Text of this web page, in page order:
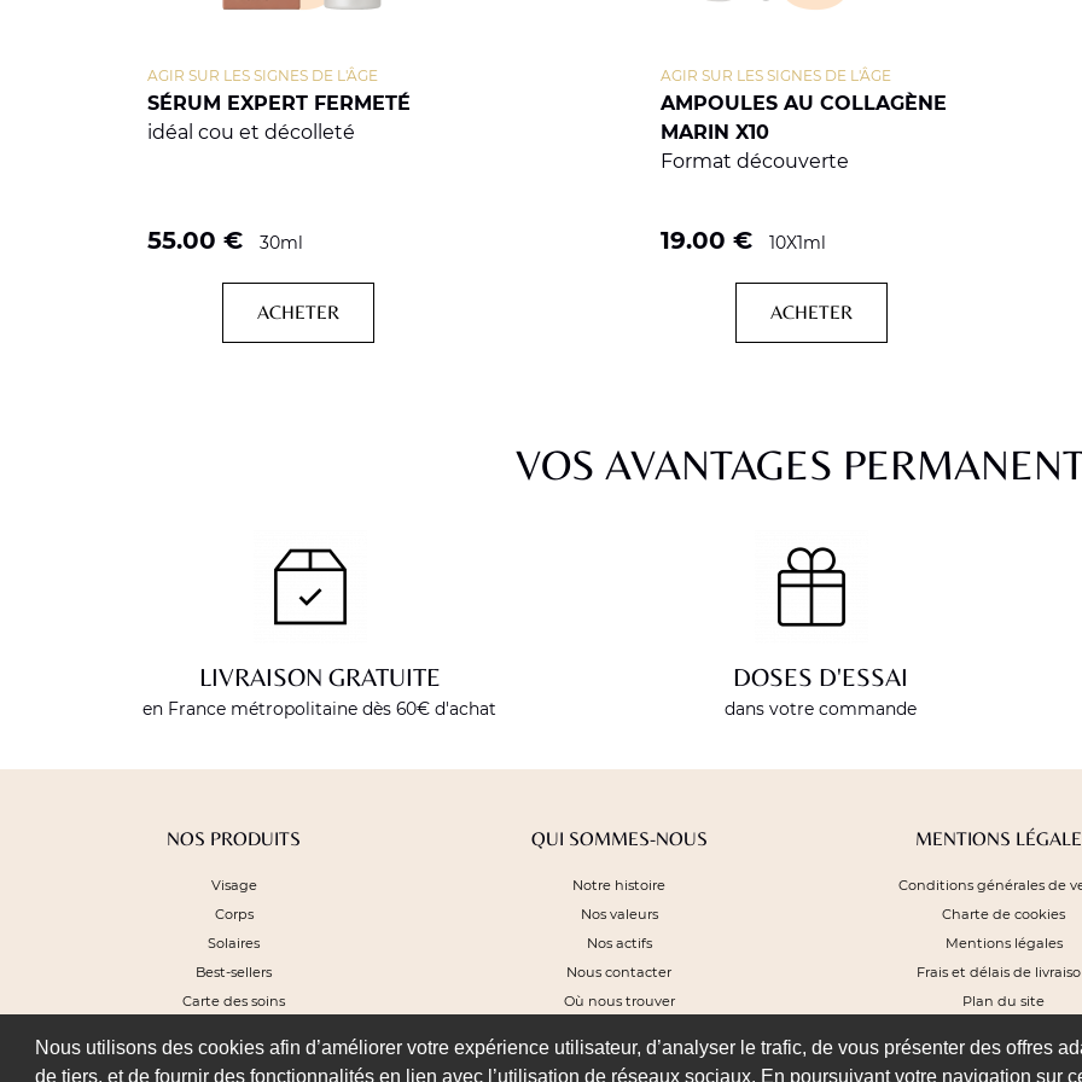
Nous utilisons des cookies afin d’améliorer votre expérience utilisateur, d’analyser le trafic, de vous présenter des offres
de tiers, et de fournir des fonctionnalités en lien avec l’utilisation de réseaux sociaux. En poursuivant votre navigation sur
SÉRUM EXPERT FERMETÉ
AGIR SUR LES SIGNES DE L'ÂGE
idéal cou et décolleté
55.00 € 30ml
ACHETER
AMPOULES AU COLLAGÈNE
MARIN X10
AGIR SUR LES SIGNES DE L'ÂGE
Format découverte
19.00 € 10X1ml
ACHETER
VOS AVANTAGES
LIVRAISON GRATUITE
en France métropolitaine dès 60€ d'achat
DOSES D'ESSAI
dans votre commande
NOS PRODUITS
Visage
Corps
Solaires
Best-sellers
Carte des soins
QUI SOMMES-NOUS
Notre histoire
Nos valeurs
Nos actifs
Nous contacter
Où nous trouver
MENTIONS
Conditions générales de
Charte de cookies
Mentions légales
Frais et délais de
Plan du site
SUIVEZ-NOUS